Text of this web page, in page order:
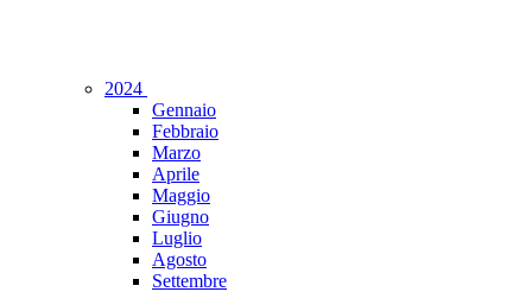
2024
Gennaio
Febbraio
Marzo
Aprile
Maggio
Giugno
Luglio
Agosto
Settembre